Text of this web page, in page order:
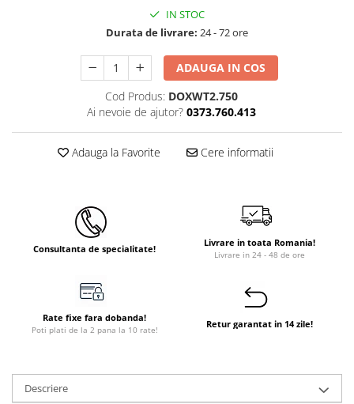
IN STOC
Durata de livrare: 24 - 72 ore
ADAUGA IN COS
Cod Produs: DOXWT2.750
Ai nevoie de ajutor? 0373.760.413
Adauga la Favorite Cere informatii
Consultanta de specialitate! Livrare in toata Romania!
Livrare in 24 - 48 de ore
Rate fixe fara dobanda!
Poti plati de la 2 pana la 10 rate!
Retur garantat in 14 zile!
Descriere